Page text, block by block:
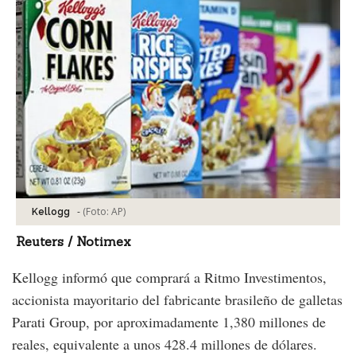
Kellogg - (Foto: AP)
Reuters / Notimex
Kellogg informó que comprará a Ritmo Investimentos,
accionista mayoritario del fabricante brasileño de galletas
Parati Group, por aproximadamente 1,380 millones de
reales, equivalente a unos 428.4 millones de dólares.